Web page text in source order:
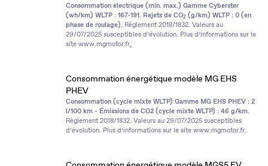
Consommation électrique (min. max.) Gamme Cyberster
(wh/km) WLTP : 167‑191. Rejets de CO2 (g/km) WLTP : 0 (en
phase de roulage). Règlement 2018/1832. Valeurs au
29/07/2025 susceptibles d’évolution. Plus d’informations sur le
site www.mgmotor.fr.
Consommation énergétique modèle MG EHS
PHEV
Consommation (cycle mixte WLTP) Gamme MG EHS PHEV : 2
l/100 km - Émissions de CO2 (cycle mixte WLTP) : 46 g/km.
Règlement 2018/1832. Valeurs au 29/07/2025 susceptibles
d’évolution. Plus d’informations sur le site www.mgmotor.fr.